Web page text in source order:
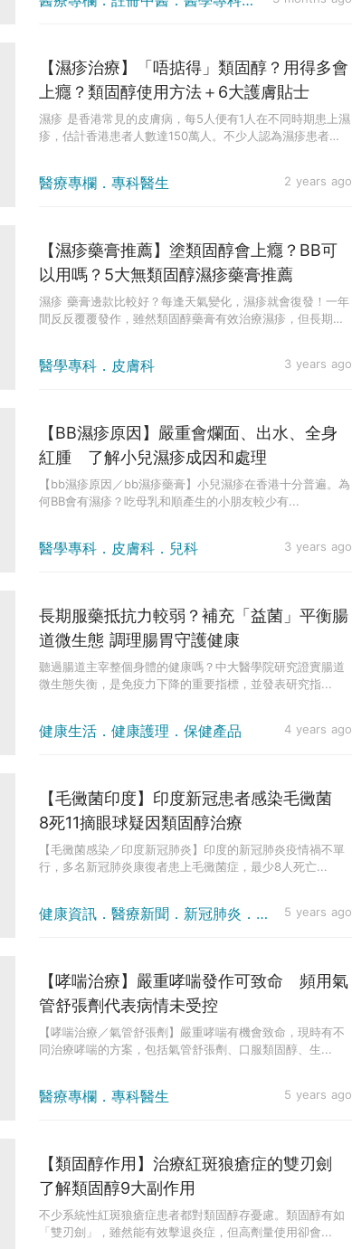
醫療專欄．專科醫生 2 years ago
【濕疹治療】「唔掂得」類固醇？用得多會
上癮？類固醇使用方法＋6大護膚貼士
濕疹 是香港常見的皮膚病，每5人便有1人在不同時期患上濕
疹，估計香港患者人數達150萬人。不少人認為濕疹患者
醫學專科．皮膚科 3 years ago
【濕疹藥膏推薦】塗類固醇會上癮？BB可
以用嗎？5大無類固醇濕疹藥膏推薦
濕疹 藥膏邊款比較好？每逢天氣變化，濕疹就會復發！一年
間反反覆覆發作，雖然類固醇藥膏有效治療濕疹，但長期使
醫學專科．皮膚科．兒科 3 years ago
【BB濕疹原因】嚴重會爛面、出水、全身
紅腫 了解小兒濕疹成因和處理
【bb濕疹原因／bb濕疹藥膏】小兒濕疹在香港十分普遍。為
何BB會有濕疹？吃母乳和順產生的小朋友較少有...
健康生活．健康護理．保健產品 4 years ago
長期服藥抵抗力較弱？補充「益菌」平衡腸
道微生態 調理腸胃守護健康
聽過腸道主宰整個身體的健康嗎？中大醫學院研究證實腸道
微生態失衡，是免疫力下降的重要指標，並發表研究指...
健康資訊．醫療新聞．新冠肺炎．疫情消息 5 years ago
【毛黴菌印度】印度新冠患者感染毛黴菌
8死11摘眼球疑因類固醇治療
【毛黴菌感染／印度新冠肺炎】印度的新冠肺炎疫情禍不單
行，多名新冠肺炎康復者患上毛黴菌症，最少8人死亡...
醫療專欄．專科醫生 5 years ago
【哮喘治療】嚴重哮喘發作可致命 頻用氣
管舒張劑代表病情未受控
【哮喘治療／氣管舒張劑】嚴重哮喘有機會致命，現時有不
同治療哮喘的方案，包括氣管舒張劑、口服類固醇、生...
【類固醇作用】治療紅斑狼瘡症的雙刃劍
了解類固醇9大副作用
不少系統性紅斑狼瘡症患者都對類固醇存憂慮。類固醇有如
「雙刃劍」，雖然能有效擊退炎症，但高劑量使用卻會...